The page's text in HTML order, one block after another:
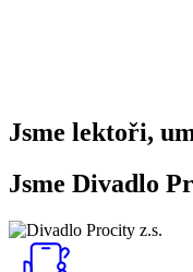
Jsme lektoři,
Jsme Divadlo